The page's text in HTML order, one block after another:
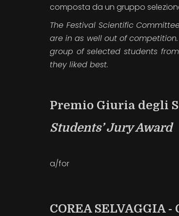
composta da un gruppo
The Festival Scientific
are in as well out of
group of selected students
they liked best.
Premio Giuria degli
Students’ Jury Award
a/for
COREA SELVAGGIA